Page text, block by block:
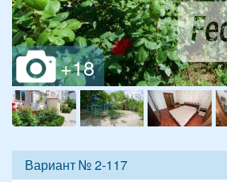
Вариант № 2-117